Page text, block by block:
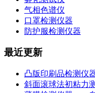
气相色谱仪
口罩检测仪器
防护服检测仪器
最近更新
凸版印刷品检测
斜面滚球法初粘力